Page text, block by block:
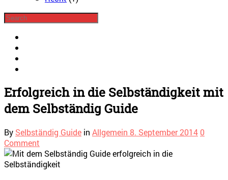
Erfolgreich in die Selbständigkeit mit
dem Selbständig Guide
By Selbständig Guide in Allgemein 8. September 2014 0
Comment